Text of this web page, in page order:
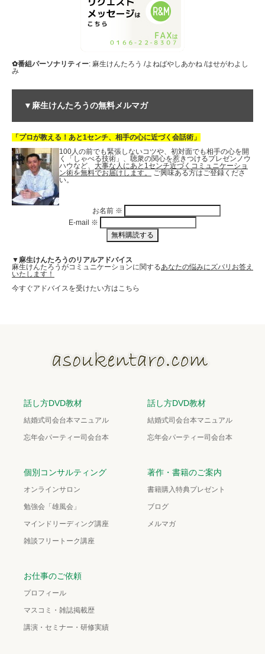
✿番組パーソナリティー: 麻生けんたろう /よねばやしあかね /はせがわよし
み
▼麻生けんたろうの無料メルマガ
「プロが教える！あと1センチ、相手の心に近づく会話術」
100人の前でも緊張しないコツや、初対面でも相手の心を開
く「しゃべる技術」、聴衆の関心を惹きつけるプレゼンノウ
ハウなど、 大事な人にあと1センチ近づくコミュニケーショ
ン術を無料でお届けします。
ご興味ある方はご登録くださ
い。
お名前 ※
E-mail ※
▼麻生けんたろうのリアルアドバイス
麻生けんたろうがコミュニケーションに関するあなたの悩みにズバリお答え
いたします！
今すぐアドバイスを受けたい方はこちら
話し方DVD教材
結婚式司会台本マニュアル
忘年会パーティー司会台本
話し方DVD教材
結婚式司会台本マニュアル
忘年会パーティー司会台本
個別コンサルティング
オンラインサロン
勉強会「雄風会」
マインドリーディング講座
雑談フリートーク講座
著作・書籍のご案内
書籍購入特典プレゼント
ブログ
メルマガ
お仕事のご依頼
プロフィール
マスコミ・雑誌掲載歴
講演・セミナー・研修実績